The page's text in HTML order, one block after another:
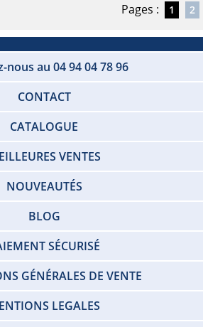
Pages : 1 2
nous au 04 94 04 78 96
CONTACT
CATALOGUE
VENTES
NOUVEAUTÉS
BLOG
SÉCURISÉ
GÉNÉRALES DE VENTE
LEGALES